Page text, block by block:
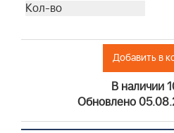
Добавить в
В наличии
Обновлено